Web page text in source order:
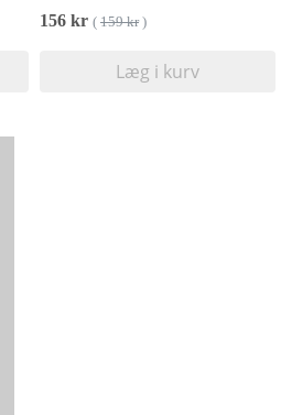
156 kr ( 159 kr)
Læg i kurv